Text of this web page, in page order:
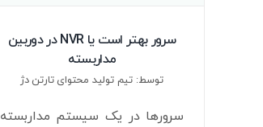
سرور بهتر است یا NVR در دوربین
مداربسته
توسط: تیم تولید محتوای تارتن دژ
سرورها در یک سیستم مداربسته